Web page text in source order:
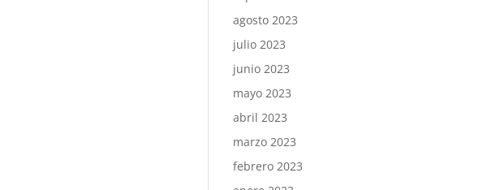
agosto 2023
julio 2023
junio 2023
mayo 2023
abril 2023
marzo 2023
febrero 2023